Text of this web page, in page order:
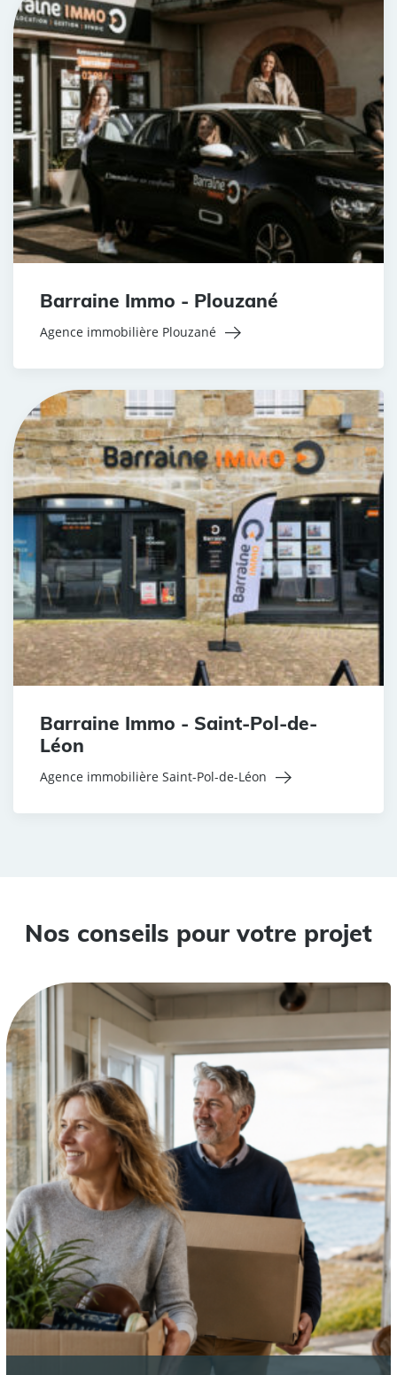
Barraine Immo - Plouzané
Agence immobilière Plouzané
Barraine Immo - Saint-Pol-de-
Léon
Agence immobilière Saint-Pol-de-Léon
Nos conseils pour votre projet